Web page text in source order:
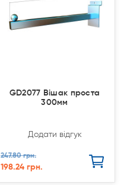
GD2077 Вішак проста
300мм
Додати відгук
247.80 грн.
198.24 грн.